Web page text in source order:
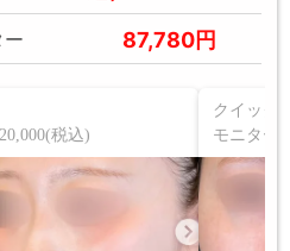
87,780円
税込)
クイック
モニター